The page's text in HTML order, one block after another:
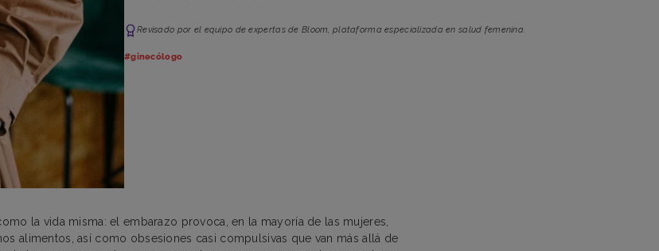
Revisado por el equipo de expertas de Bloom, plataforma especializada en salud femenina.
#ginecólogo
la vida misma: el embarazo provoca, en la mayoría de las mujeres,
alimentos, así como obsesiones casi compulsivas que van más allá de